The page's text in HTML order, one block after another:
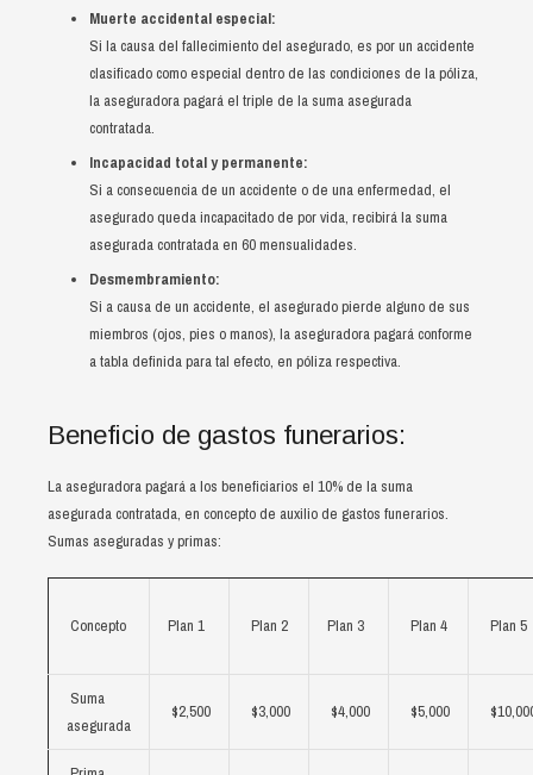
Obligaciones de ser asociado de ACACYPAC de RL
Cuenta de Ahorro Infantil personalizada
Cuenta de Ahorro Juvenil
Cuenta Mujer
Cuenta de Ahorro Navideño
Cuenta de Ahorro Progreso Sueño
Cuenta de Ahorro Progreso Platinum
Cuenta Futuro
Depósitos a Plazo Fijo
Crédito para Vivienda
Crédito para Consumo
Crédito para Comercio
Pagadurías y colecturías
Remesas familiares
Seguros
Seguros de vida
Seguro colectivo
Vida coop
Seguridad familiar
Seguro colectivo con retorno de primas
Canasta básica
Años dorados
Seguros de daños
Seguro de vehículo
Seguro de incendio
Seguro dinero y valores
Seguro de equipo electrónico
GALERÍA DE IMÁGENES
ACTUALIZACIÓN DE DATOS
Muerte accidental especial:
Si la causa del fallecimiento del asegurado, es por un accidente
clasificado como especial dentro de las condiciones de la póliza,
la aseguradora pagará el triple de la suma asegurada
contratada.
Incapacidad total y permanente:
Si a consecuencia de un accidente o de una enfermedad, el
asegurado queda incapacitado de por vida, recibirá la suma
asegurada contratada en 60 mensualidades.
Desmembramiento:
Si a causa de un accidente, el asegurado pierde alguno de sus
miembros (ojos, pies o manos), la aseguradora pagará conforme
a tabla definida para tal efecto, en póliza respectiva.
Beneficio de gastos funerarios:
La aseguradora pagará a los beneficiarios el 10% de la suma
asegurada contratada, en concepto de auxilio de gastos funerarios.
Sumas aseguradas y primas:
Concepto Plan 1 Plan 2 Plan 3 Plan 4 Plan 5
Suma
asegurada
$2,500 $3,000 $4,000 $5,000